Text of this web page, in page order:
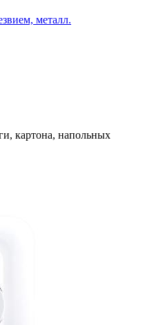
металл.
картона, напольных